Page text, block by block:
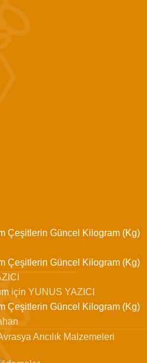
Çeşitlerin Güncel Kilogram (Kg)
Çeşitlerin Güncel Kilogram (Kg)
için YUNUS YAZICI
Çeşitlerin Güncel Kilogram (Kg)
Arıcılık Malzemeleri